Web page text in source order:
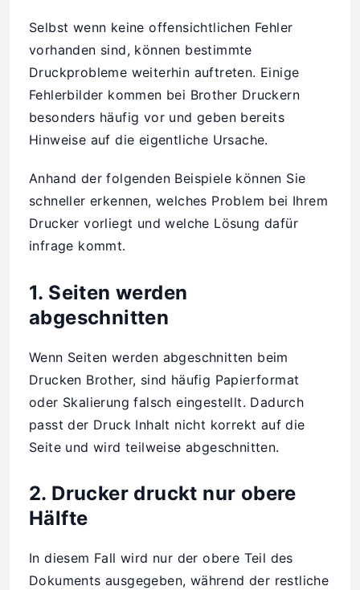
Selbst wenn keine offensichtlichen Fehler
vorhanden sind, können bestimmte
Druckprobleme weiterhin auftreten. Einige
Fehlerbilder kommen bei Brother Druckern
besonders häufig vor und geben bereits
Hinweise auf die eigentliche Ursache.
Anhand der folgenden Beispiele können Sie
schneller erkennen, welches Problem bei Ihrem
Drucker vorliegt und welche Lösung dafür
infrage kommt.
1. Seiten werden
abgeschnitten
Wenn Seiten werden abgeschnitten beim
Drucken Brother, sind häufig Papierformat
oder Skalierung falsch eingestellt. Dadurch
passt der Druck Inhalt nicht korrekt auf die
Seite und wird teilweise abgeschnitten.
2. Drucker druckt nur obere
Hälfte
In diesem Fall wird nur der obere Teil des
Dokuments ausgegeben, während der restliche